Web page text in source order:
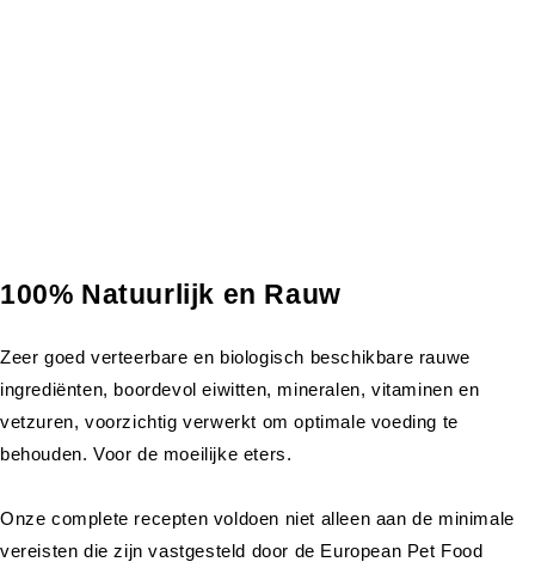
100% Natuurlijk en Rauw
Zeer goed verteerbare en biologisch beschikbare rauwe
ingrediënten, boordevol eiwitten, mineralen, vitaminen en
vetzuren, voorzichtig verwerkt om optimale voeding te
behouden. Voor de moeilijke eters.
Onze complete recepten voldoen niet alleen aan de minimale
vereisten die zijn vastgesteld door de European Pet Food